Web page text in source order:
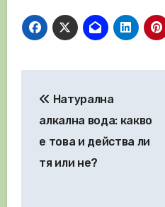
Натурална
алкална вода: какво
е това и действа ли
тя или не?